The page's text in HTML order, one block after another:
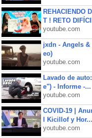
REHACIENDO
T ! RETO
youtube.com
jxdn - Angels
eo)
youtube.com
Lavado de
e") - Informe -...
youtube.com
COVID-19 |
l Kicillof y Hor...
youtube.com